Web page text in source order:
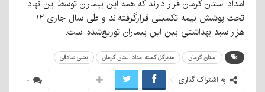
امداد استان کرمان قرار دارند که همه این بیماران توسط این نهاد
تحت پوشش بیمه تکمیلی قرارگرفته‌اند و طی سال جاری ۱۲
هزار سبد بهداشتی بین این بیماران توزیع‌شده است.
استان کرمان مدیرکل کمیته امداد استان کرمان یحیی صادقی
۰ به اشتراک گذاری